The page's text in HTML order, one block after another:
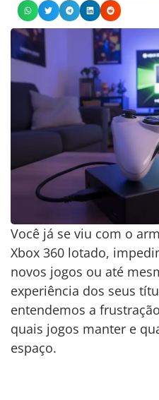
Você já se viu com o
Xbox 360 lotado,
novos jogos ou até
experiência dos seus
entendemos a
quais jogos manter e
espaço.